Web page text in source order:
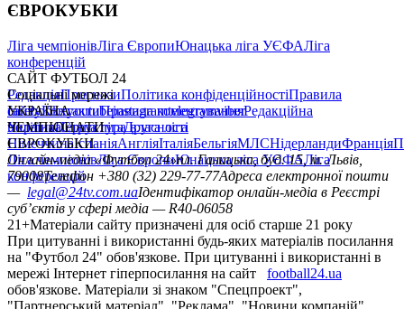
ЄВРОКУБКИ
Ліга чемпіонівЛіга ЄвропиЮнацька ліга УЄФАЛіга
конференцій
САЙТ ФУТБОЛ 24
РедакціяПрогнозиПолітика конфіденційностіПравила
сайтуКонтактиПравила коментуванняРедакційна
політикаСтруктура власності
Соціальні мережі
facebookxyoutubeinstagramtelegramviber
УКРАЇНА
УкраїнаПерша лігаДруга ліга
ЧЕМПІОНАТИ
НімеччинаІспаніяАнгліяІталіяБельгіяМЛСНідерландиФранція
ЄВРОКУБКИ
Ліга чемпіонівЛіга ЄвропиЮнацька ліга УЄФАЛіга
конференцій
Онлайн-медіа «Футбол 24»пл. Галицька, буд. 15, м. Львів,
79008Телефон +380 (32) 229-77-77Адреса електронної пошти
— legal@24tv.com.uaІдентифікатор онлайн-медіа в Реєстрі
суб’єктів у сфері медіа — R40-06058
21+Матеріали сайту призначені для осіб старше 21 року
При цитуванні і використанні будь-яких матеріалів посилання
на "Футбол 24" обов'язкове. При цитуванні і використанні в
мережі Інтернет гіперпосилання на сайт
football24.ua
обов'язкове. Матеріали зі знаком "Спецпроект",